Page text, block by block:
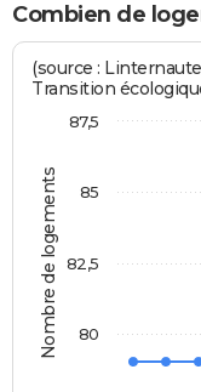
Combien de
Nombre de logements
(source :
Transition
80
82,5
85
87,5